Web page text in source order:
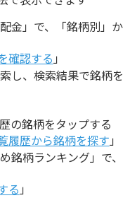
金」で、「銘柄別」か
確認する 」
し、検索結果で銘柄を
の銘柄をタップする
履歴から銘柄を探す 」
銘柄ランキング」で、
る 」